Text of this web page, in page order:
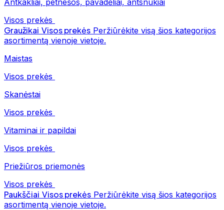
Antkakliai, petnešos, pavadėliai, antsnukiai
Visos prekės
Graužikai Visos prekės Peržiūrėkite visą šios kategorijos
asortimentą vienoje vietoje.
Maistas
Visos prekės
Skanėstai
Visos prekės
Vitaminai ir papildai
Visos prekės
Priežiūros priemonės
Visos prekės
Paukščiai Visos prekės Peržiūrėkite visą šios kategorijos
asortimentą vienoje vietoje.